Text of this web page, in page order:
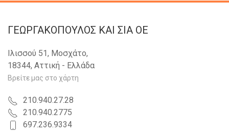
ΓΕΩΡΓΑΚΟΠΟΥΛΟΣ KAI ΣΙΑ OE
Ιλισσού 51, Μοσχάτο,
18344, Αττική - Ελλάδα
Βρείτε μας στο χάρτη
210.940.27.28
210.940.2775
697.236.9334